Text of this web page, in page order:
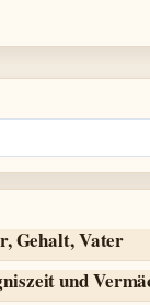
Gehalt, Vater
und